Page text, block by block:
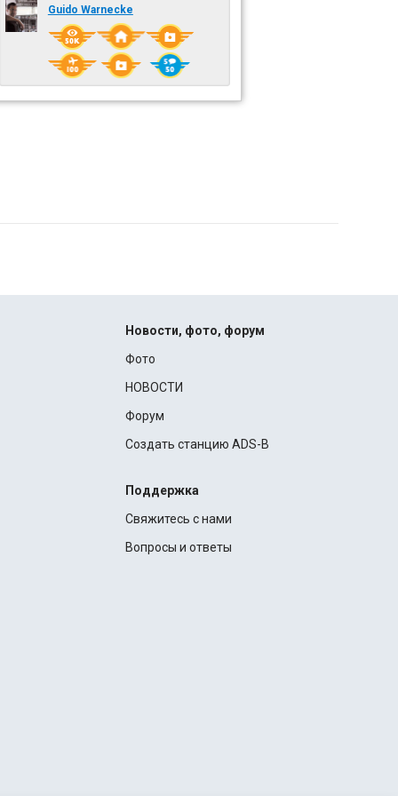
Guido Warnecke
Новости, фото, форум
Фото
НОВОСТИ
Форум
Создать станцию ADS-B
Поддержка
Свяжитесь с нами
Вопросы и ответы